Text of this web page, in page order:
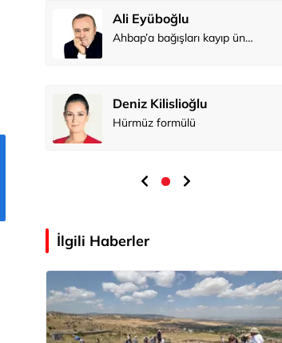
Ali Eyüboğlu
Ahbap’a bağışları kayıp ünlüler var
Deniz Kilislioğlu
Hürmüz formülü
İlgili Haberler